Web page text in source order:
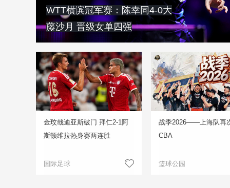
WTT横滨冠军赛：陈幸同4-0大
藤沙月 晋级女单四强
金玟哉迪亚斯破门 拜仁2-1阿
斯顿维拉热身赛两连胜
国际足球
战季2026——上海队再
CBA
篮球公园